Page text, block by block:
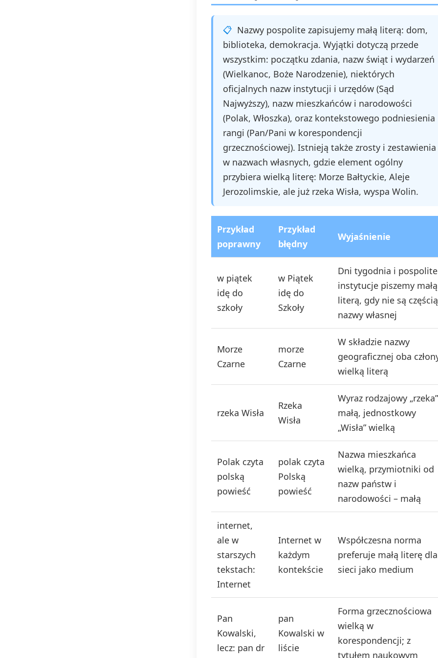
Nazwy pospolite zapisujemy małą literą: dom,
biblioteka, demokracja. Wyjątki dotyczą przede
wszystkim: początku zdania, nazw świąt i wydarzeń
(Wielkanoc, Boże Narodzenie), niektórych
oficjalnych nazw instytucji i urzędów (Sąd
Najwyższy), nazw mieszkańców i narodowości
(Polak, Włoszka), oraz kontekstowego podniesienia
rangi (Pan/Pani w korespondencji
grzecznościowej). Istnieją także zrosty i zestawienia
w nazwach własnych, gdzie element ogólny
przybiera wielką literę: Morze Bałtyckie, Aleje
Jerozolimskie, ale już rzeka Wisła, wyspa Wolin.
Przykład
poprawny
Przykład
błędny
Wyjaśnienie
w piątek
idę do
szkoły
w Piątek
idę do
Szkoły
Dni tygodnia i pospolite
instytucje piszemy małą
literą, gdy nie są częścią
nazwy własnej
Morze
Czarne
morze
Czarne
W składzie nazwy
geograficznej oba
wielką literą
rzeka Wisła
Rzeka
Wisła
Wyraz rodzajowy „rzeka”
małą, jednostkowy
„Wisła” wielką
Polak czyta
polską
powieść
polak czyta
Polską
powieść
Nazwa mieszkańca
wielką, przymiotniki od
nazw państw i
narodowości – małą
internet,
ale w
starszych
tekstach:
Internet
Internet w
każdym
kontekście
Współczesna norma
preferuje małą literę dla
sieci jako medium
Pan
Kowalski,
lecz: pan dr
pan
Kowalski w
liście
Forma grzecznościowa
wielką w
korespondencji; z
tytułem naukowym